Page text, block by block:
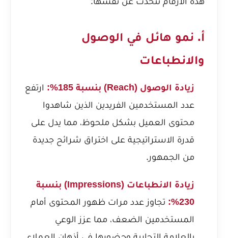
أ. نمو هائل في الوصول
والانطباعات
زيادة الوصول (Reach) بنسبة 185%:
ارتفع
عدد المستخدمين الفريدين الذين شاهدوا
محتوى العميل بشكل ملحوظ، مما يدل على
قدرة الاستراتيجية على اختراق شرائح جديدة
من الجمهور.
زيادة الانطباعات (Impressions) بنسبة
230%:
تجاوز عدد مرات ظهور المحتوى أمام
المستخدمين الضعف، مما عزز الوعي